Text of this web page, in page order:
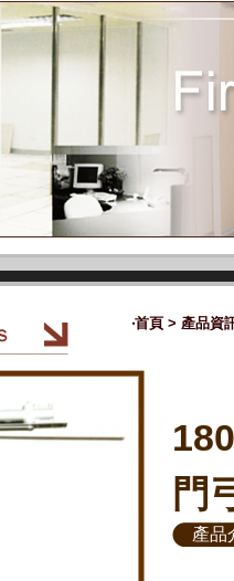
‧首頁 > 產品資
門
產品